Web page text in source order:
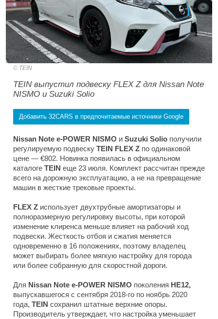
TEIN
TEIN выпустил подвеску FLEX Z для Nissan Note
NISMO и Suzuki Solio
Добавить 32CARS в предпочитаемые источники Google
Nissan Note e-POWER NISMO и Suzuki Solio получили
регулируемую подвеску TEIN FLEX Z по одинаковой
цене — €802. Новинка появилась в официальном
каталоге TEIN еще 23 июля. Комплект рассчитан прежде
всего на дорожную эксплуатацию, а не на превращение
машин в жесткие трековые проекты.
FLEX Z использует двухтрубные амортизаторы и
полноразмерную регулировку высоты, при которой
изменение клиренса меньше влияет на рабочий ход
подвески. Жесткость отбоя и сжатия меняется
одновременно в 16 положениях, поэтому владелец
может выбирать более мягкую настройку для города
или более собранную для скоростной дороги.
Для Nissan Note e-POWER NISMO поколения HE12,
выпускавшегося с сентября 2018-го по ноябрь 2020
года, TEIN сохранил штатные верхние опоры.
Производитель утверждает, что настройка уменьшает